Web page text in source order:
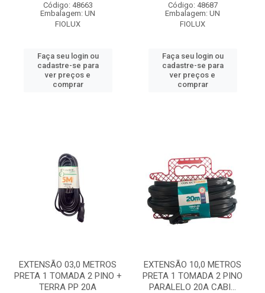
Código: 48663
Embalagem: UN
FIOLUX
Faça seu login ou
cadastre-se para
ver preços e
comprar
Código: 48687
Embalagem: UN
FIOLUX
Faça seu login ou
cadastre-se para
ver preços e
comprar
EXTENSÃO 03,0 METROS
PRETA 1 TOMADA 2 PINO +
TERRA PP 20A
EXTENSÃO 10,0 METROS
PRETA 1 TOMADA 2 PINO
PARALELO 20A CABI...